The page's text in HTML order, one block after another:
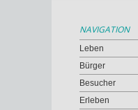
NAVIGATION
Leben
Bürger
Besucher
Erleben